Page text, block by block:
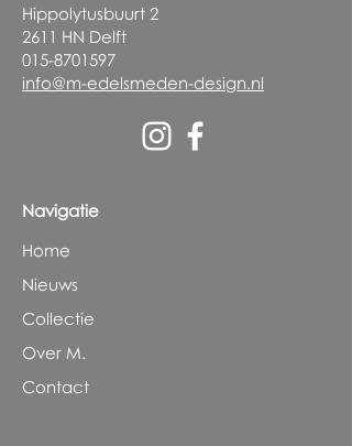
Hippolytusbuurt 2
2611 HN Delft
015-8701597
info@m-edelsmeden-design.nl
Navigatie
Home
Nieuws
Collectie
Over M.
Contact